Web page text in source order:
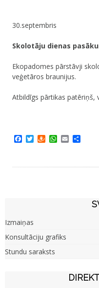
30.septembris
Skolotāju dienas
Ekopadomes pārstāvji
veģetāros braunijus.
Atbildīgs pārtikas
Facebook
TwitterDraugiem
WhatsApp
Email
Izmaiņas
Konsultāciju grafiks
Stundu saraksts